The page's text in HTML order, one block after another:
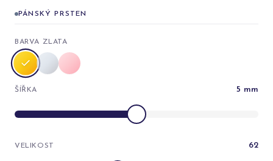
PÁNSKÝ PRSTEN
BARVA ZLATA
ŠÍŘKA 5 mm
VELIKOST 62